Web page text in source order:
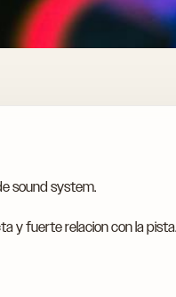
sound system.
y fuerte relacion con la pista.